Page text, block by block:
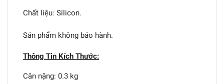
Chất liệu: Silicon.
Sản phẩm không bảo hành.
Thông Tin Kích Thước:
Cân nặng: 0.3 kg